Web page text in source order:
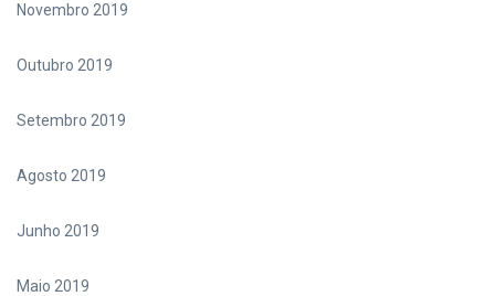
Novembro 2019
Outubro 2019
Setembro 2019
Agosto 2019
Junho 2019
Maio 2019